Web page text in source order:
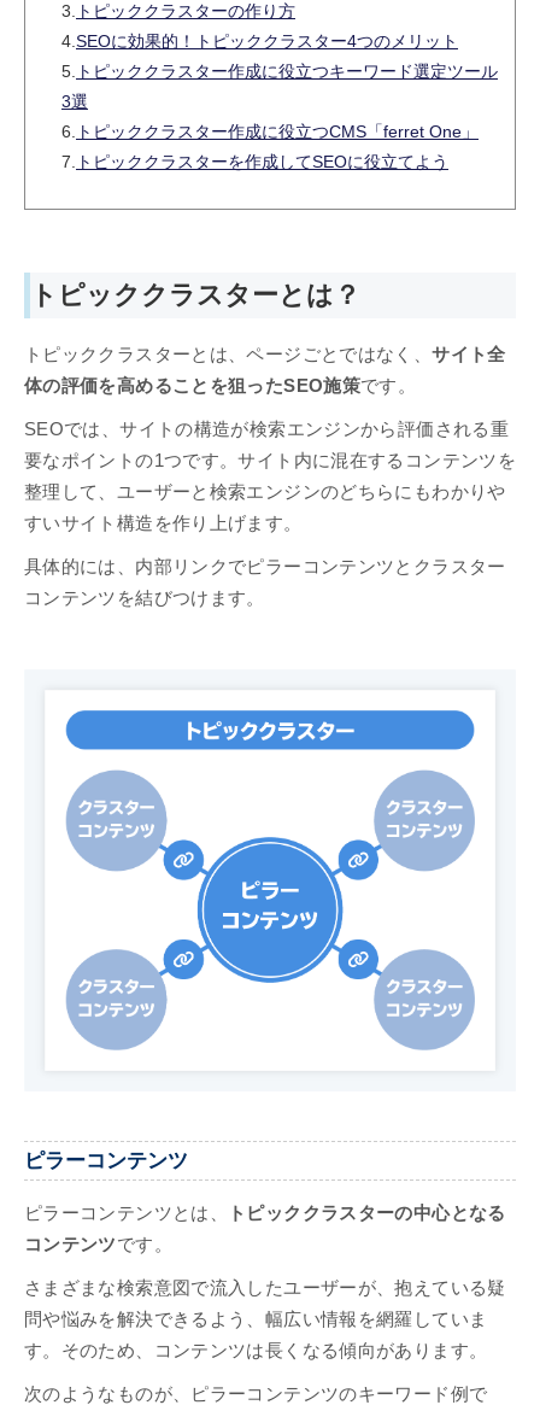
3.
トピッククラスターの作り方
4. SEOに効果的！トピッククラスター4つのメリット
5. トピッククラスター作成に役立つキーワード選定ツール
3選
6.
トピッククラスター作成に役立つCMS「ferret One」
7.
トピッククラスターを作成してSEOに役立てよう
トピッククラスターとは？
トピッククラスターとは、ページごとではなく、サイト全
体の評価を高めることを狙ったSEO施策です。
SEOでは、サイトの構造が検索エンジンから評価される重
要なポイントの1つです。サイト内に混在するコンテンツを
整理して、ユーザーと検索エンジンのどちらにもわかりや
すいサイト構造を作り上げます。
具体的には、内部リンクでピラーコンテンツとクラスター
コンテンツを結びつけます。
ピラーコンテンツ
ピラーコンテンツとは、
トピッククラスターの中心となる
コンテンツです。
さまざまな検索意図で流入したユーザーが、抱えている疑
問や悩みを解決できるよう、幅広い情報を網羅していま
す。そのため、コンテンツは長くなる傾向があります。
次のようなものが、ピラーコンテンツのキーワード例で